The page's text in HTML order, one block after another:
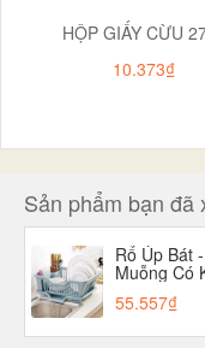
HỘP GIẤY CỪU
10.373₫
Sản phẩm bạn đã
Rổ Úp Bát
Muỗng Có
aladanh-
55.557₫